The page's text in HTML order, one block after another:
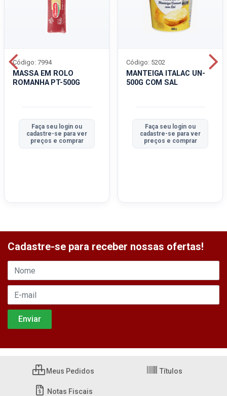
MASSA EM ROLO
ROMANHA PT-500G
Código: 7994
Faça seu login ou
cadastre-se para ver
preços e comprar
MANTEIGA ITALAC UN-
500G COM SAL
Código: 5202
Faça seu login ou
cadastre-se para ver
preços e comprar
Cadastre-se para receber nossas ofertas!
Meus Pedidos Títulos
Notas Fiscais